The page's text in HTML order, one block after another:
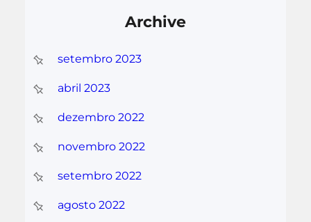
Archive
setembro 2023
abril 2023
dezembro 2022
novembro 2022
setembro 2022
agosto 2022